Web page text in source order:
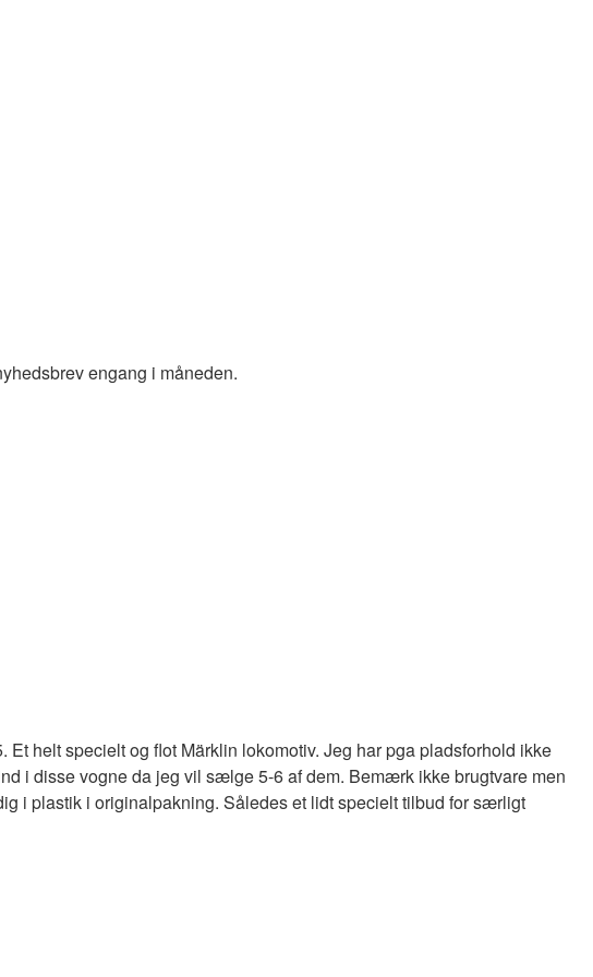
engang i måneden.
helt specielt og flot Märklin lokomotiv. Jeg har pga pladsforhold ikke
i disse vogne da jeg vil sælge 5-6 af dem. Bemærk ikke brugtvare men
i plastik i originalpakning. Således et lidt specielt tilbud for særligt